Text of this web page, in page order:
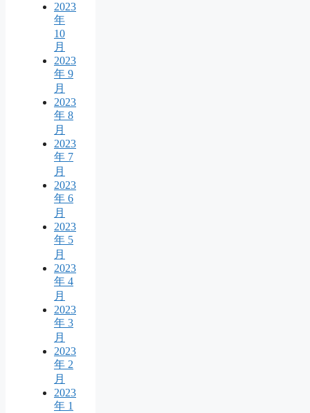
2023
年
10
月
2023
年 9
月
2023
年 8
月
2023
年 7
月
2023
年 6
月
2023
年 5
月
2023
年 4
月
2023
年 3
月
2023
年 2
月
2023
年 1